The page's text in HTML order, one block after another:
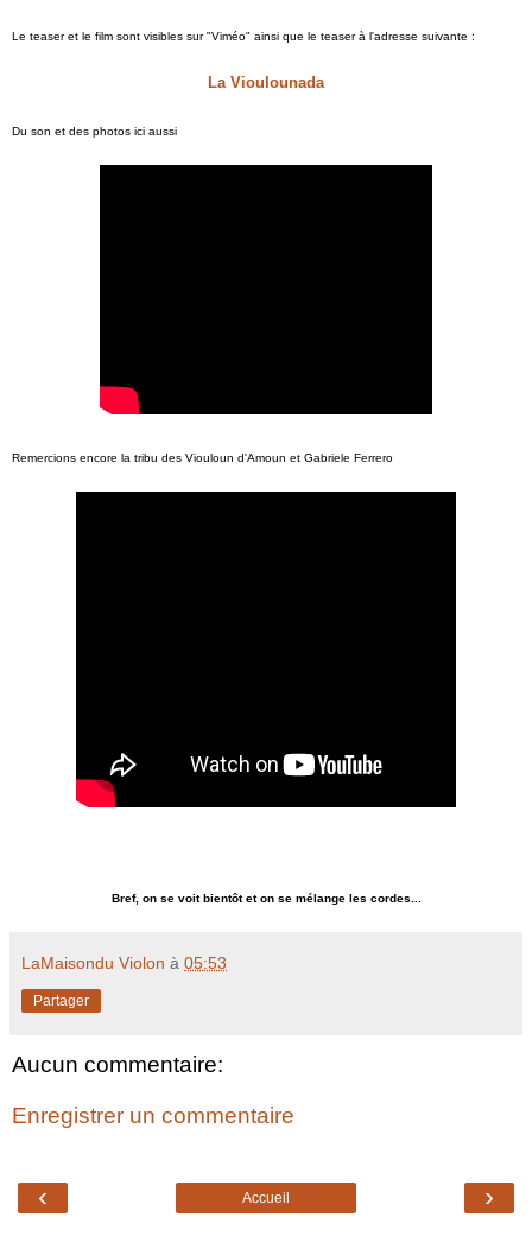
Le teaser et le film sont visibles sur "Viméo" ainsi que le teaser à l'adresse suivante :
La Vioulounada
Du son et des photos ici aussi
Remercions encore la tribu des Viouloun d'Amoun et Gabriele Ferrero
Bref, on se voit bientôt et on se mélange les cordes...
LaMaisondu Violon à 05:53
Partager
Aucun commentaire:
Enregistrer un commentaire
‹ ›
Accueil